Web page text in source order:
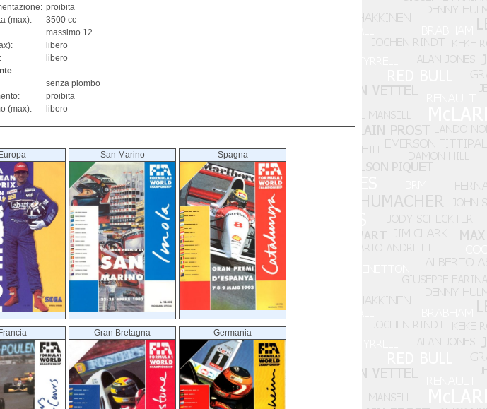
proibita
(max):
3500 cc
massimo 12
libero
libero
senza piombo
proibita
(max):
libero
Europa San Marino Spagna
Francia Gran Bretagna Germania